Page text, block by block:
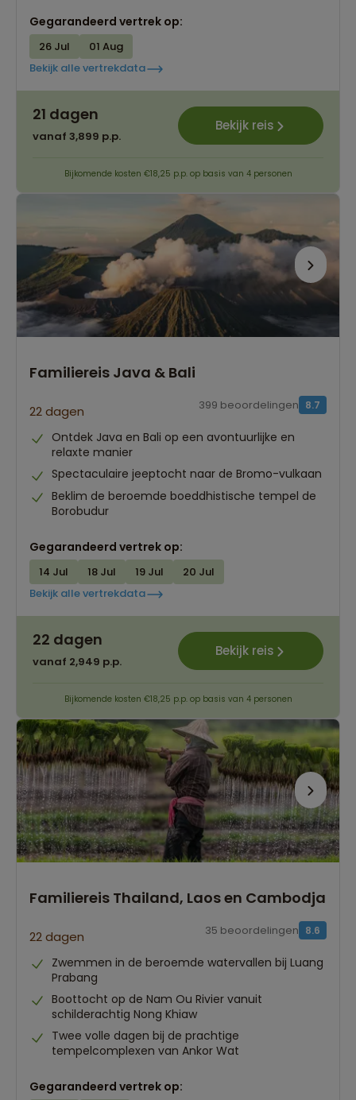
Gegarandeerd vertrek op:
26 Jul
01 Aug
Bekijk alle vertrekdata
21 dagen
vanaf 3,899 p.p.
Bekijk reis
Bijkomende kosten €18,25 p.p. op basis van 4 personen
Familiereis Java & Bali
22 dagen 8.7
399 beoordelingen
Ontdek Java en Bali op een avontuurlijke en
relaxte manier
Spectaculaire jeeptocht naar de Bromo-vulkaan
Beklim de beroemde boeddhistische tempel de
Borobudur
Gegarandeerd vertrek op:
14 Jul 18 Jul 19 Jul
20 Jul
Bekijk alle vertrekdata
22 dagen
vanaf 2,949 p.p.
Bekijk reis
Bijkomende kosten €18,25 p.p. op basis van 4 personen
Familiereis Thailand, Laos en Cambodja
22 dagen 8.6
35 beoordelingen
Zwemmen in de beroemde watervallen bij Luang
Prabang
Boottocht op de Nam Ou Rivier vanuit
schilderachtig Nong Khiaw
Twee volle dagen bij de prachtige
tempelcomplexen van Ankor Wat
Gegarandeerd vertrek op: